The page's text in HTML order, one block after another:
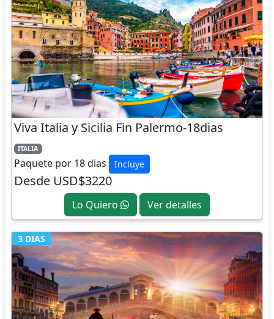
Viva Italia y Sicilia Fin Palermo-18dias
ITALIA
Paquete por 18 dias Incluye
Desde USD$3220
Lo Quiero Ver detalles
3 DIAS